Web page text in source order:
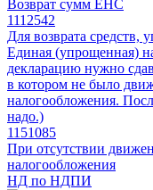
Возврат сумм ЕНС
1112542
Для возврата средств,
Единая (упрощенная)
декларацию нужно
в котором не было
налогообложения.
надо.)
1151085
При отсутствии
налогообложения
НД по НДПИ